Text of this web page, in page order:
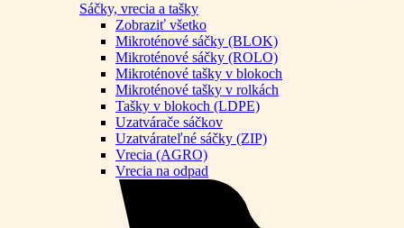
Sáčky, vrecia a tašky
Zobraziť všetko
Mikroténové sáčky (BLOK)
Mikroténové sáčky (ROLO)
Mikroténové tašky v blokoch
Mikroténové tašky v rolkách
Tašky v blokoch (LDPE)
Uzatvárače sáčkov
Uzatvárateľné sáčky (ZIP)
Vrecia (AGRO)
Vrecia na odpad